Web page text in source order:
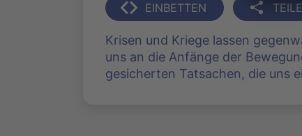
EINBETTEN
Krisen und Kriege lassen
uns an die Anfänge der
gesicherten Tatsachen, die uns